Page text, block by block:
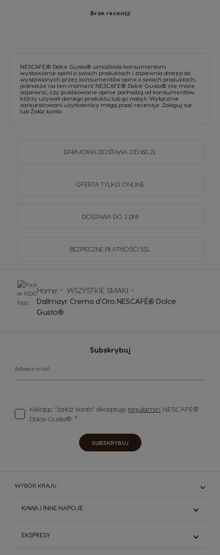
Brak recenzji
NESCAFE® Dolce Gusto® umożliwia konsumentom
wystawianie opinii o swoich produktach i zapewnia dostęp do
wystawionych przez konsumentów opinii o swoich produktach,
jednakże na ten moment NESCAFE® Dolce Gusto® nie może
zapewnić, czy publikowane opinie pochodzą od konsumentów,
którzy używali danego produktu lub go nabyli. Wyłącznie
zarejestrowani użytkownicy mogą pisać recenzje. Zaloguj się
lub Załóż konto
DARMOWA DOSTAWA OD 160 ZŁ
OFERTA TYLKO ONLINE
DOSTAWA DO 3 DNI
BEZPIECZNE PŁATNOŚCI SSL
Subskrybuj
Adres e-mail
Klikając “załóż konto” akceptuję regulamin NESCAFÉ®
Dolce Gusto®
SUBSKRYBUJ
Home
WSZYSTKIE SMAKI
Dallmayr Crema d'Oro NESCAFÉ® Dolce
Gusto®
WYBÓR KRAJU
KAWA I INNE NAPOJE
Kawy Czarne
EKSPRESY